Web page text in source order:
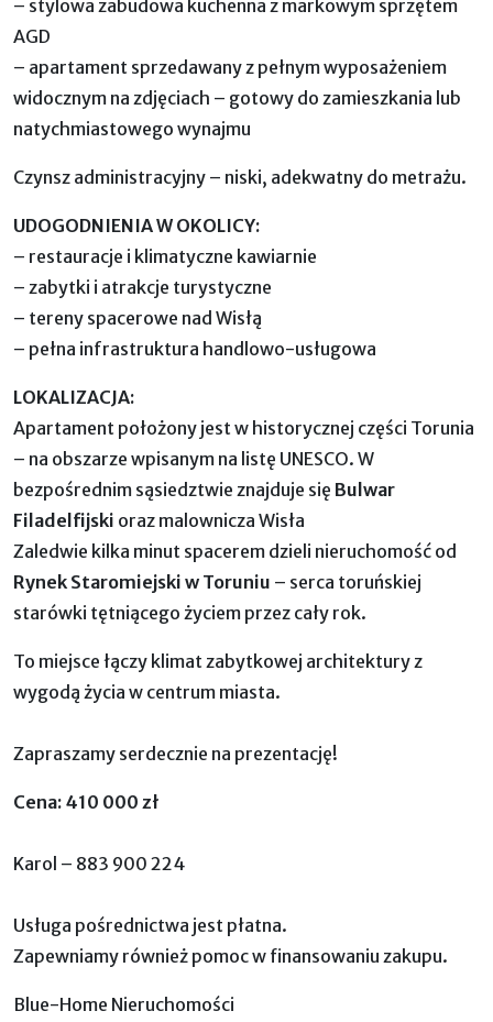
– stylowa zabudowa kuchenna z markowym sprzętem
AGD
– apartament sprzedawany z pełnym wyposażeniem
widocznym na zdjęciach – gotowy do zamieszkania lub
natychmiastowego wynajmu
Czynsz administracyjny – niski, adekwatny do metrażu.
UDOGODNIENIA W OKOLICY:
– restauracje i klimatyczne kawiarnie
– zabytki i atrakcje turystyczne
– tereny spacerowe nad Wisłą
– pełna infrastruktura handlowo-usługowa
LOKALIZACJA:
Apartament położony jest w historycznej części Torunia
– na obszarze wpisanym na listę UNESCO. W
bezpośrednim sąsiedztwie znajduje się Bulwar
Filadelfijski oraz malownicza Wisła
Zaledwie kilka minut spacerem dzieli nieruchomość od
Rynek Staromiejski w Toruniu – serca toruńskiej
starówki tętniącego życiem przez cały rok.
To miejsce łączy klimat zabytkowej architektury z
wygodą życia w centrum miasta.
Zapraszamy serdecznie na prezentację!
Cena: 410 000 zł
Karol – 883 900 224
Usługa pośrednictwa jest płatna.
Zapewniamy również pomoc w finansowaniu zakupu.
Blue-Home Nieruchomości